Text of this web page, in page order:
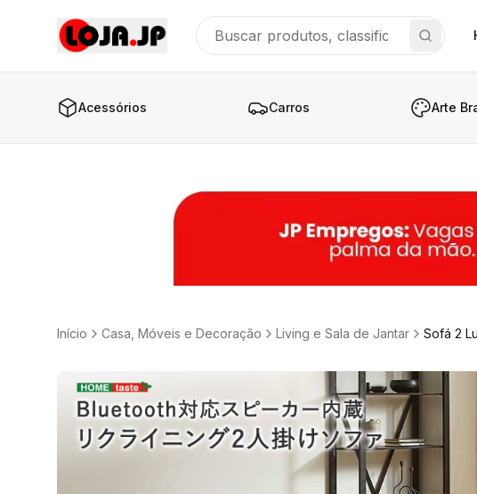
Acessórios Carros Arte
Início Casa, Móveis e Decoração Living e Sala de Jantar Sofá 2